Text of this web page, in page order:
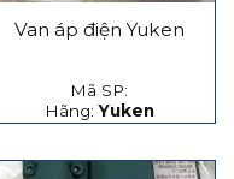
Van áp điện Yuken
Mã SP:
Hãng:Yuken